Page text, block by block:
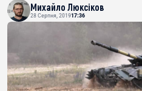
Михайло Люксіков
28 Серпня, 201917:36